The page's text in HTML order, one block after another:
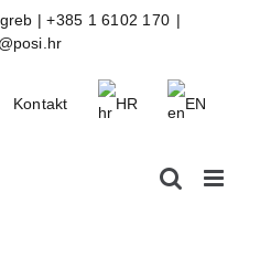
| +385 1 6102 170 |
Kontakt HR EN